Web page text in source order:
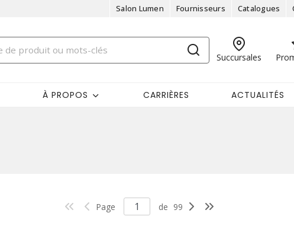
Salon Lumen Fournisseurs Catalogues
Succursales
À PROPOS CARRIÈRES ACTUALITÉS
Page de 99